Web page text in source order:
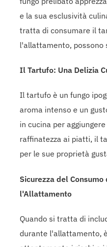
e la sua esclusività
tratta di consumare il
l'allattamento, possono
Il Tartufo: Una Delizia
Il tartufo è un fungo
aroma intenso e un
in cucina per
raffinatezza ai piatti, il
per le sue proprietà
Sicurezza del
l'Allattamento
Quando si tratta di
durante l'allattamento,